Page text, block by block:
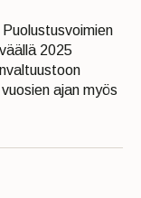
2025
ajan myös